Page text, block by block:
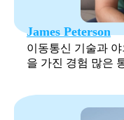
James Peterson
이동통신 기술과
을 가진 경험 많은